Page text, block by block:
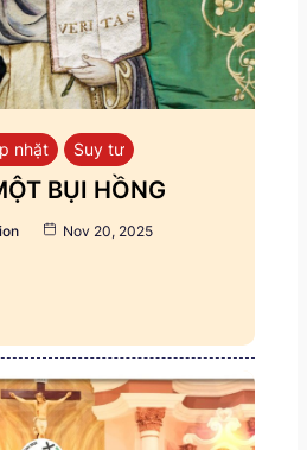
nhặt Suy tư
BỤI HỒNG
Nov 20, 2025